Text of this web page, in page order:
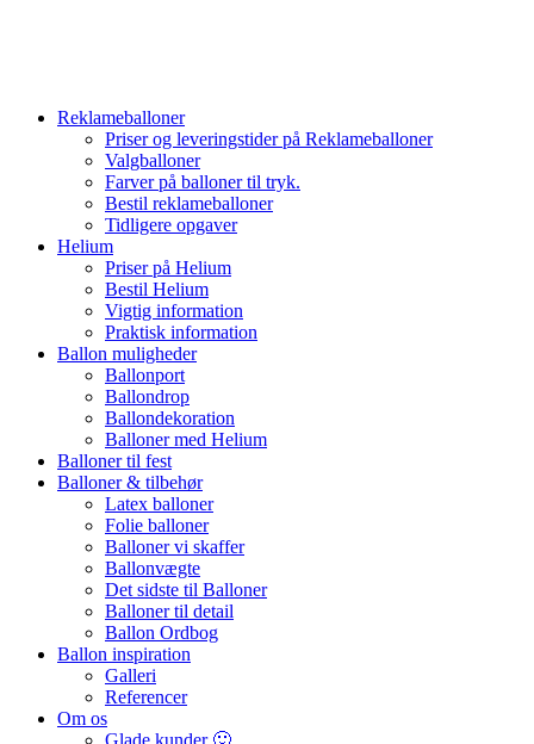
Reklameballoner
Priser og leveringstider på Reklameballoner
Valgballoner
Farver på balloner til tryk.
Bestil reklameballoner
Tidligere opgaver
Helium
Priser på Helium
Bestil Helium
Vigtig information
Praktisk information
Ballon muligheder
Ballonport
Ballondrop
Ballondekoration
Balloner med Helium
Balloner til fest
Balloner & tilbehør
Latex balloner
Folie balloner
Balloner vi skaffer
Ballonvægte
Det sidste til Balloner
Balloner til detail
Ballon Ordbog
Ballon inspiration
Galleri
Referencer
Om os
Glade kunder 🙂